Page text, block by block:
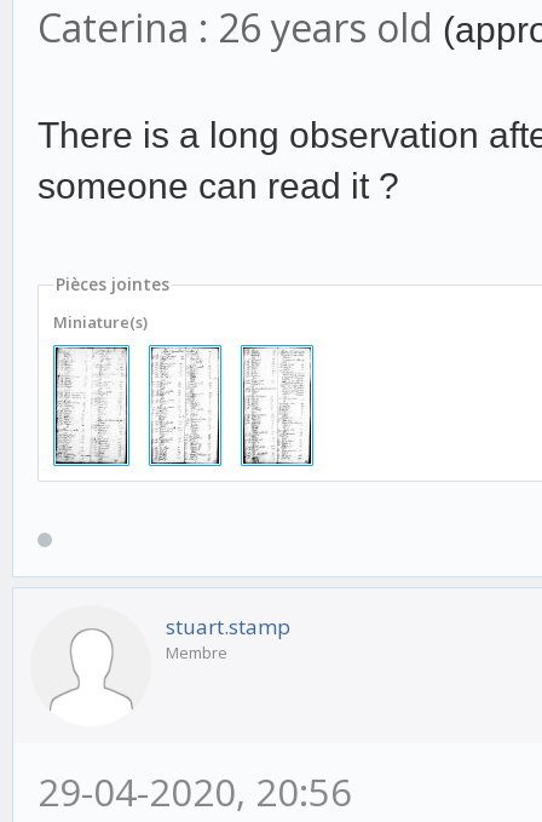
Caterina : 26 years old
There is a long observation
someone can read it ?
Pièces jointes
Miniature(s)
stuart.stamp
Membre
29-04-2020, 20:56